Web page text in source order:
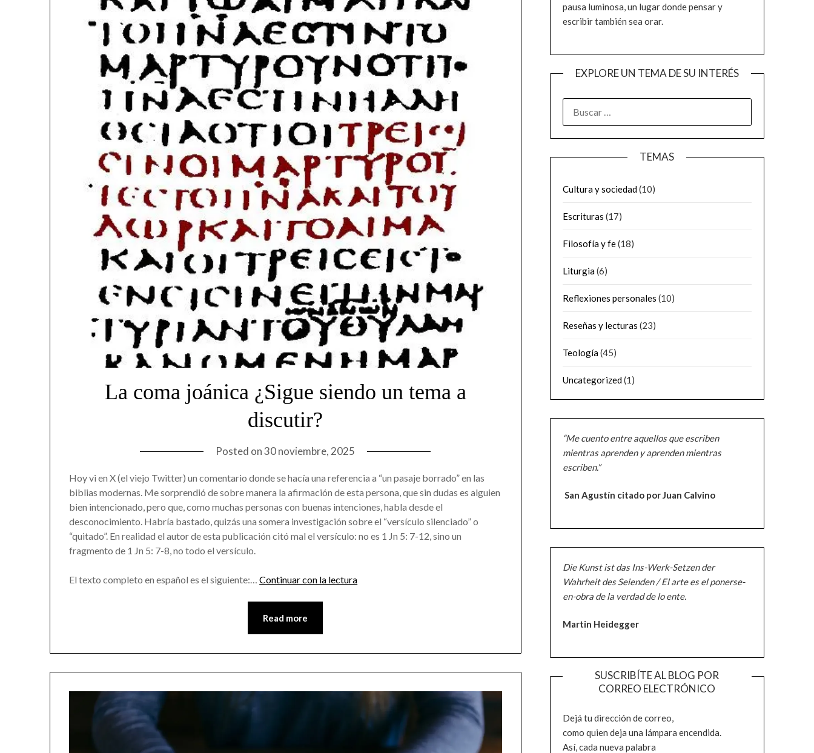
La coma joánica ¿Sigue siendo un tema a
discutir?
Posted on30 noviembre, 2025
Hoy vi en X (el viejo Twitter) un comentario donde se hacía una referencia a “un pasaje borrado” en las
biblias modernas. Me sorprendió de sobre manera la afirmación de esta persona, que sin dudas es alguien
bien intencionado, pero que, como muchas personas con buenas intenciones, habla desde el
desconocimiento. Habría bastado, quizás una somera investigación sobre el “versículo silenciado” o
“quitado”. En realidad el autor de esta publicación citó mal el versículo: no es 1 Jn 5: 7-12, sino un
fragmento de 1 Jn 5: 7-8, no todo el versículo.
El texto completo en español es el siguiente:…Continuar con la lectura
Read more
pausa luminosa, un lugar donde pensar y
escribir también sea orar.
EXPLORE UN TEMA DE SU INTERÉS
TEMAS
Cultura y sociedad(10)
Escrituras (17)
Filosofía y fe(18)
Liturgia(6)
Reflexiones personales (10)
Reseñas y lecturas (23)
Teología(45)
Uncategorized(1)
“Me cuento entre aquellos que escriben
mientras aprenden y aprenden mientras
escriben.”
San Agustín citado por Juan Calvino
Die Kunst ist das Ins-Werk-Setzen der
Wahrheit des Seienden / El arte es el ponerse-
en-obra de la verdad de lo ente.
Martin Heidegger
SUSCRIBÍTE AL BLOG POR
CORREO ELECTRÓNICO
Dejá tu dirección de correo,
como quien deja una lámpara encendida.
Así, cada nueva palabra